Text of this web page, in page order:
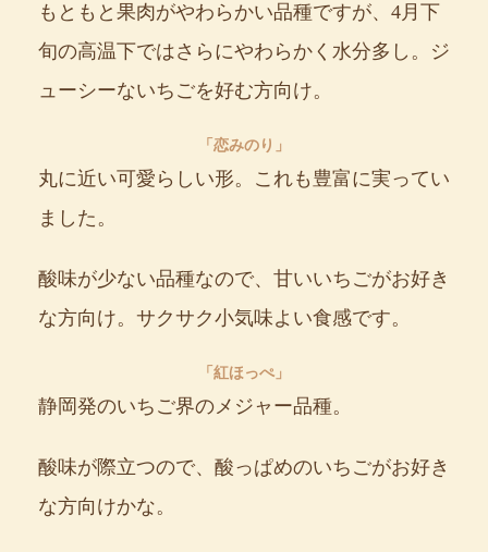
もともと果肉がやわらかい品種ですが、4月下
旬の高温下ではさらにやわらかく水分多し。ジ
ューシーないちごを好む方向け。
「恋みのり」
丸に近い可愛らしい形。これも豊富に実ってい
ました。
酸味が少ない品種なので、甘いいちごがお好き
な方向け。サクサク小気味よい食感です。
「紅ほっぺ」
静岡発のいちご界のメジャー品種。
酸味が際立つので、酸っぱめのいちごがお好き
な方向けかな。